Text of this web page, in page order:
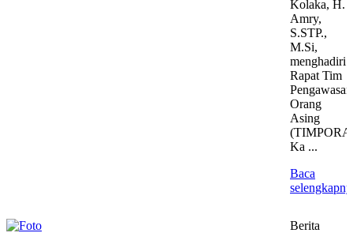
Kolaka, H.
Amry,
S.STP.,
M.Si,
menghadiri
Rapat Tim
Pengawasan
Orang
Asing
Ka ...
Baca
Berita